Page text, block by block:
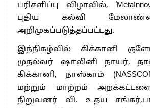
பரிசளிப்பு விழாவில்,
புதிய கல்வி
அறிமுகப்படுத்தப்பட்டது.
இந்நிகழ்வில் கிக்கானி
முதல்வர் ஷாலினி நாயர்,
கிக்கானி, நாஸ்காம்
மற்றும் மாற்றம்
நிறுவனர் வி. உதய